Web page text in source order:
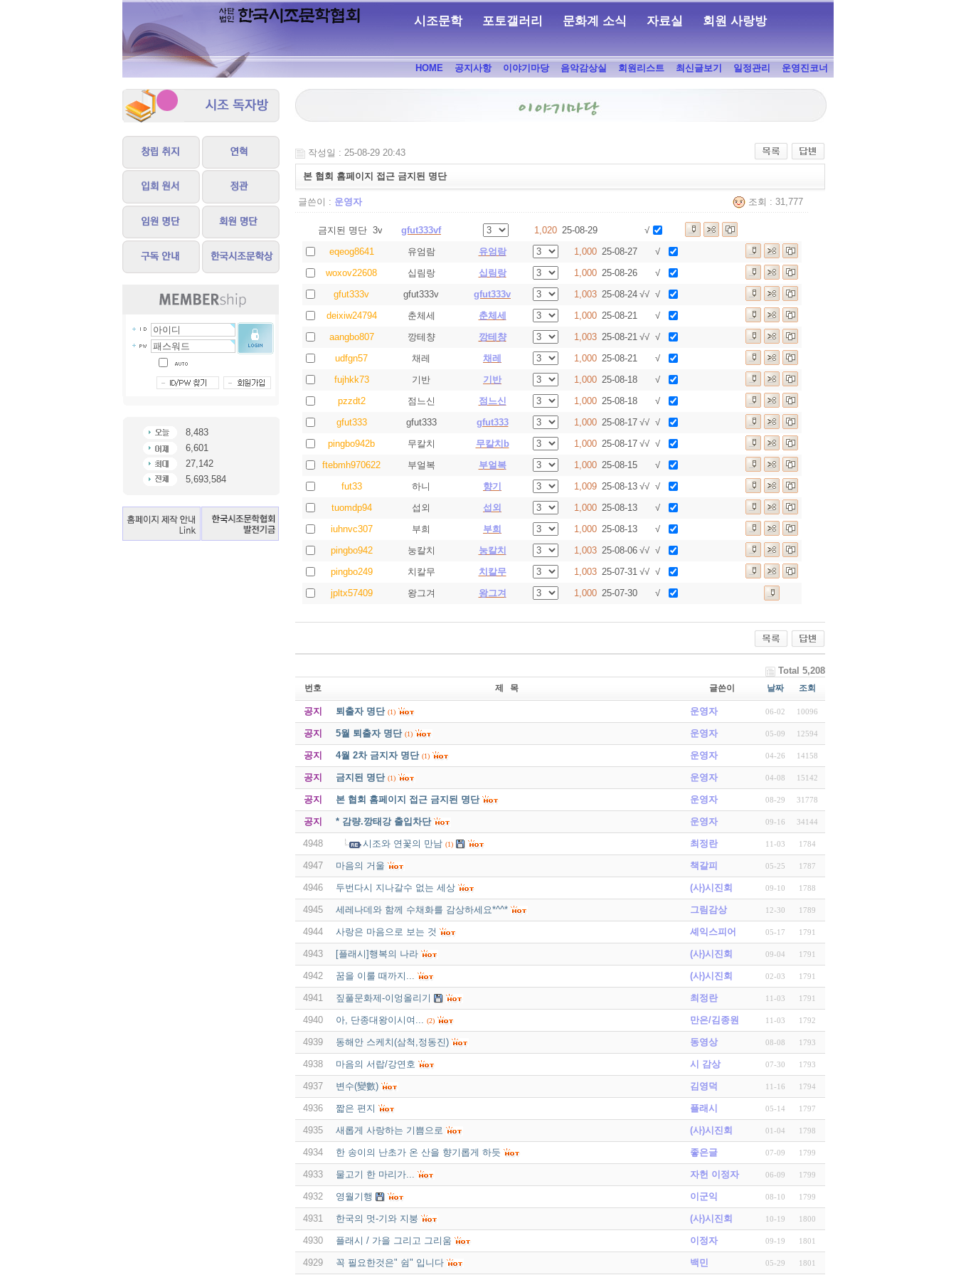
시조문학 포토갤러리 문화계 소식 자료실 회원 사랑방
HOME 공지사항 이야기마당 음악감상실 회원리스트 최신글보기 일정관리 운영진코너
8,483
6,601
27,142
5,693,584
작성일 : 25-08-29 20:43
본 협회 홈페이지 접근 금지된 명단
글쓴이 : 운영자 조회 : 31,777
금지된 명단 3vf gfut333vf 1,020 25-08-29
√
eqeog8641
유엄람 유엄람 1,000 25-08-27
√
woxov22608
십림랑 십림랑 1,000 25-08-26
√
gfut333v
gfut333v gfut333v 1,003 25-08-24 √√ √
deixiw24794
춘체세 춘체세 1,000 25-08-21
√
aangbo807
깡테챵 깡테챵 1,003 25-08-21 √√ √
udfgn57
채레 채레 1,000 25-08-21
√
fujhkk73
기반 기반 1,000 25-08-18
√
pzzdt2
점느신 점느신 1,000 25-08-18
√
gfut333
gfut333 gfut333 1,000 25-08-17 √√ √
pingbo942b
무칼치 무칼치b 1,000 25-08-17 √√ √
ftebmh970622
부얼복 부얼복 1,000 25-08-15
√
fut33
하니 향기 1,009 25-08-13 √√ √
tuomdp94
섭외 섭외 1,000 25-08-13
√
iuhnvc307
부희 부희 1,000 25-08-13
√
pingbo942
눙칼치 눙칼치 1,003 25-08-06 √√ √
pingbo249
치칼무 치칼무 1,003 25-07-31 √√ √
jpltx57409
왕그겨 왕그겨 1,000 25-07-30 √
Total 5,208
번호 제 목 글쓴이 날짜 조회
공지 퇴출자 명단 (1) 운영자 06-02 10096
공지 5월 퇴출자 명단 (1) 운영자 05-09 12594
공지 4월 2차 금지자 명단 (1) 운영자 04-26 14158
공지 금지된 명단 (1) 운영자 04-08 15142
공지 본 협회 홈페이지 접근 금지된 명단 운영자 08-29 31778
공지 * 감량.깡태강 출입차단 운영자 09-16 34144
4948 시조와 연꽃의 만남 (1) 최정란 11-03 1784
4947 마음의 거울 책갈피 05-25 1787
4946 두번다시 지나갈수 없는 세상 (사)시진회 09-10 1788
4945 세레나데와 함께 수채화를 감상하세요*^^* 그림감상 12-30 1789
4944 사랑은 마음으로 보는 것 셰익스피어 05-17 1791
4943 [플래시]행복의 나라 (사)시진회 09-04 1791
4942 꿈을 이룰 때까지... (사)시진회 02-03 1791
4941 짚풀문화제-이엉올리기 최정란 11-03 1791
4940 아, 단종대왕이시여... (2) 만은/김종원 11-03 1792
4939 동해안 스케치(삼척,정동진) 동영상 08-08 1793
4938 마음의 서랍/강연호 시 감상 07-30 1793
4937 변수(變數) 김영덕 11-16 1794
4936 짧은 편지 플래시 05-14 1797
4935 새롭게 사랑하는 기쁨으로 (사)시진회 01-04 1798
4934 한 송이의 난초가 온 산을 향기롭게 하듯 좋은글 07-09 1799
4933 물고기 한 마리가... 자헌 이정자 06-09 1799
4932 영월기행 이군익 08-10 1799
4931 한국의 멋-기와 지붕 (사)시진회 10-19 1800
4930 플래시 / 가을 그리고 그리움 이정자 09-19 1801
4929 꼭 필요한것은" 쉼" 입니다 백민 05-29 1801